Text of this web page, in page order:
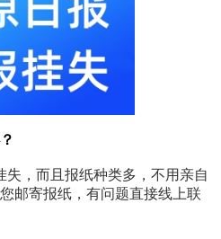
失，而且报纸种类多，不用亲自
邮寄报纸，有问题直接线上联